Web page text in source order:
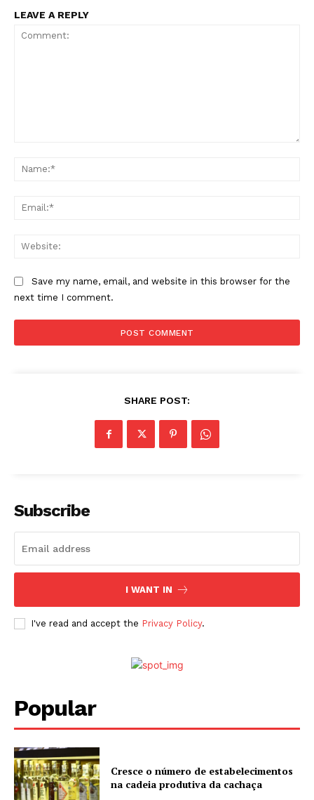
LEAVE A REPLY
Save my name, email, and website in this browser for the
next time I comment.
SHARE POST:
Subscribe
I WANT IN
I've read and accept the Privacy Policy.
Popular
Cresce o número de estabelecimentos
na cadeia produtiva da cachaça